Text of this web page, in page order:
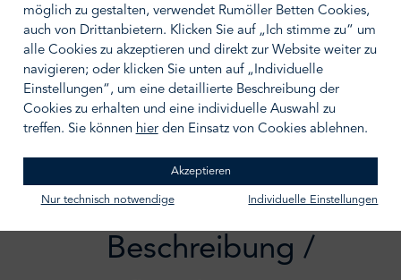
IN DEN WARENKORB
Zum Merkzettel hinzufügen
Beschreibung /
möglich zu gestalten, verwendet Rumöller Betten Cookies,
auch von Drittanbietern. Klicken Sie auf „Ich stimme zu“ um
alle Cookies zu akzeptieren und direkt zur Website weiter zu
navigieren; oder klicken Sie unten auf „Individuelle
Einstellungen“, um eine detaillierte Beschreibung der
Cookies zu erhalten und eine individuelle Auswahl zu
treffen. Sie können hierden Einsatz von Cookies ablehnen.
Akzeptieren
Nur technisch notwendige Individuelle Einstellungen